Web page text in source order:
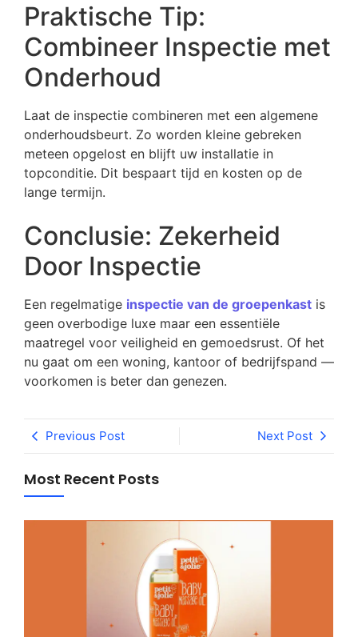
Praktische Tip:
Combineer Inspectie met
Onderhoud
Laat de inspectie combineren met een algemene
onderhoudsbeurt. Zo worden kleine gebreken
meteen opgelost en blijft uw installatie in
topconditie. Dit bespaart tijd en kosten op de
lange termijn.
Conclusie: Zekerheid
Door Inspectie
Een regelmatige inspectie van de groepenkast is
geen overbodige luxe maar een essentiële
maatregel voor veiligheid en gemoedsrust. Of het
nu gaat om een woning, kantoor of bedrijfspand —
voorkomen is beter dan genezen.
Previous Post Next Post
Most Recent Posts